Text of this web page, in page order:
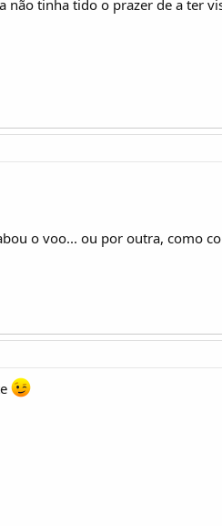
não tinha tido o prazer de a ter
o voo... ou por outra, como